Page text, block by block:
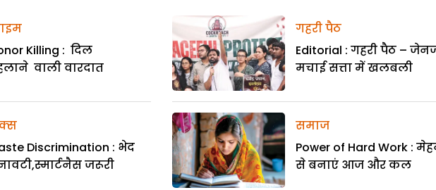
Killing : दिल
वाली वारदात
Discrimination : भेद
जरूरी
गहरी पैठ
Editorial : गहरी पैठ –
मचाई सत्ता में खलबली
समाज
Power of Hard Work :
से बनाएं आज और कल